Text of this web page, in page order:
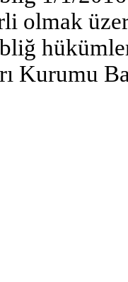
olmak
Kurumu